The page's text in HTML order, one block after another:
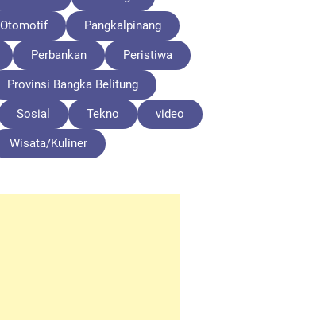
Otomotif Pangkalpinang
Perbankan Peristiwa
Provinsi Bangka Belitung
Sosial Tekno video
Wisata/Kuliner